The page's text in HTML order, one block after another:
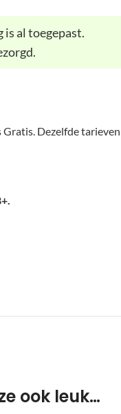
is al toegepast.
Gratis. Dezelfde tarieven
ook leuk…